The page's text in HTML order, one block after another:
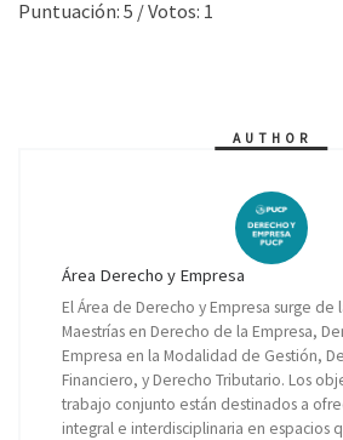
Puntuación: 5 / Votos: 1
AUTHOR
Área Derecho y Empresa
El Área de Derecho y Empresa surge de
Maestrías en Derecho de la Empresa,
Empresa en la Modalidad de Gestión,
Financiero, y Derecho Tributario. Los
trabajo conjunto están destinados a
integral e interdisciplinaria en espacios